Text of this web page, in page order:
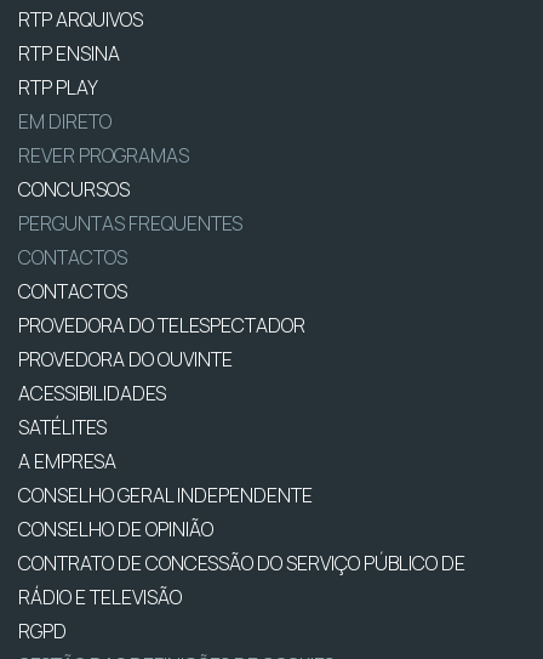
RTP ARQUIVOS
RTP ENSINA
RTP PLAY
EM DIRETO
REVER PROGRAMAS
CONCURSOS
PERGUNTAS FREQUENTES
CONTACTOS
CONTACTOS
PROVEDORA DO TELESPECTADOR
PROVEDORA DO OUVINTE
ACESSIBILIDADES
SATÉLITES
A EMPRESA
CONSELHO GERAL INDEPENDENTE
CONSELHO DE OPINIÃO
CONTRATO DE CONCESSÃO DO SERVIÇO PÚBLICO DE
RÁDIO E TELEVISÃO
RGPD